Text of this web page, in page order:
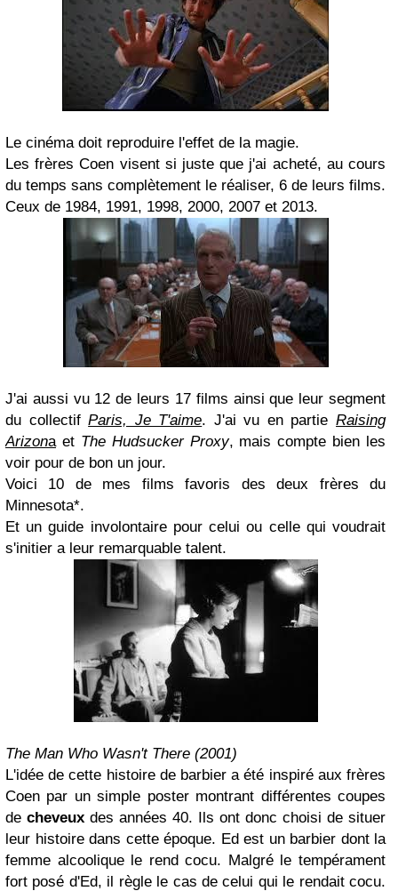
Le cinéma doit reproduire l'effet de la magie.
Les frères Coen visent si juste que j'ai acheté, au cours
du temps sans complètement le réaliser, 6 de leurs films.
Ceux de 1984, 1991, 1998, 2000, 2007 et 2013.
J'ai aussi vu 12 de leurs 17 films ainsi que leur segment
du collectifParis, Je T'aime. J'ai vu en partieRaising
Arizonaet The Hudsucker Proxy, mais compte bien les
voir pour de bon un jour.
Voici 10 de mes films favoris des deux frères du
Minnesota*.
Et un guide involontaire pour celui ou celle qui voudrait
s'initier a leur remarquable talent.
The Man Who Wasn't There (2001)
L'idée de cette histoire de barbier a été inspiré aux frères
Coen par un simple poster montrant différentes coupes
de cheveux des années 40. Ils ont donc choisi de situer
leur histoire dans cette époque. Ed est un barbier dont la
femme alcoolique le rend cocu. Malgré le tempérament
fort posé d'Ed, il règle le cas de celui qui le rendait cocu.